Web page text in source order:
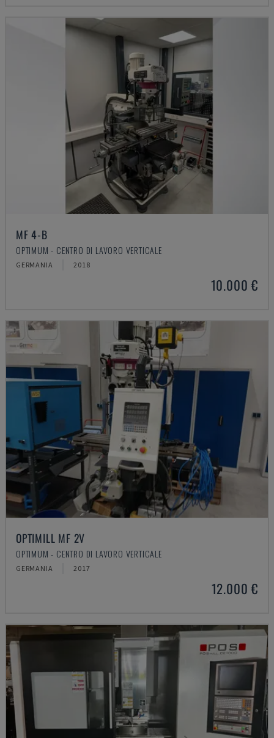
MF 4-B
OPTIMUM - CENTRO DI LAVORO VERTICALE
GERMANIA 2018
10.000 €
OPTIMILL MF 2V
OPTIMUM - CENTRO DI LAVORO VERTICALE
GERMANIA 2017
12.000 €